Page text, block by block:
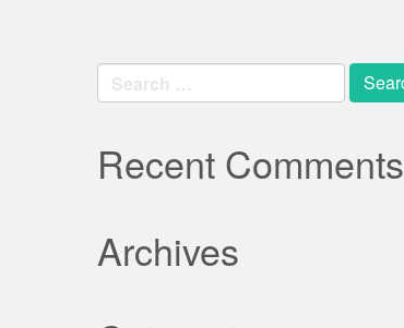
Search
for:
Recent Comments
Archives